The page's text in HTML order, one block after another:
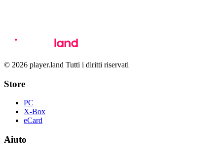
© 2026 player.land Tutti i diritti riservati
Store
PC
X-Box
eCard
Aiuto